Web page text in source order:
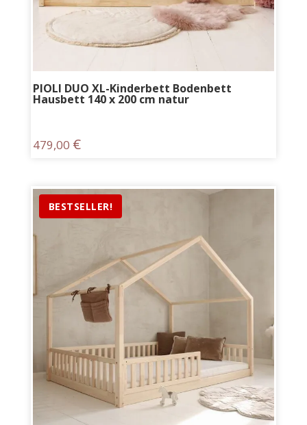
PIOLI DUO XL-Kinderbett Bodenbett
Hausbett 140 x 200 cm natur
479,00 €
BESTSELLER!